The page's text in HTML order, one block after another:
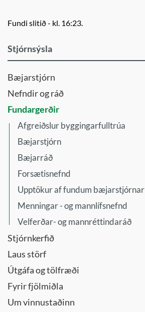
Fundi slitið - kl. 16:23.
Stjórnsýsla
Bæjarstjórn
Nefndir og ráð
Fundargerðir
Afgreiðslur byggingarfulltrúa
Bæjarstjórn
Bæjarráð
Forsætisnefnd
Upptökur af fundum bæjarstjórnar
Menningar - og mannlífsnefnd
Velferðar- og mannréttindaráð
Stjórnkerfið
Laus störf
Útgáfa og tölfræði
Fyrir fjölmiðla
Um vinnustaðinn